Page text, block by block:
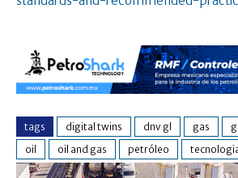
tags digital twins dnv gl gas
oil
oil and gas petróleo